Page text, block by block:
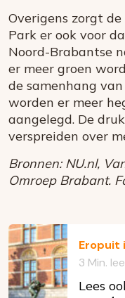
Overigens zorgt
Park er ook voor
Noord-Brabantse
er meer groen
de samenhang
worden er meer
aangelegd. De
verspreiden over
Bronnen: NU.nl,
Omroep Brabant.
Eropuit
3 Min.
Lees